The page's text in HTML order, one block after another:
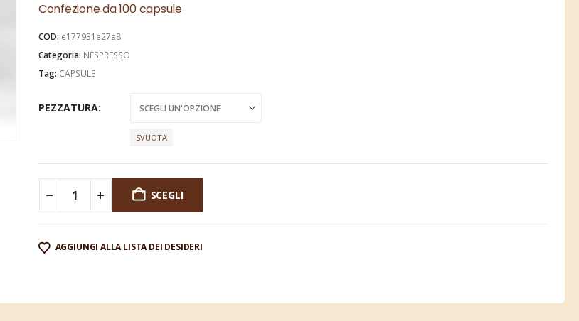
Confezione da 100 capsule
COD: e177931e27a8
Categoria: NESPRESSO
Tag: CAPSULE
PEZZATURA
SVUOTA
SCEGLI
AGGIUNGI ALLA LISTA DEI DESIDERI